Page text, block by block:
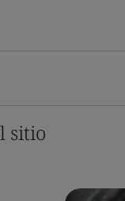
sitio